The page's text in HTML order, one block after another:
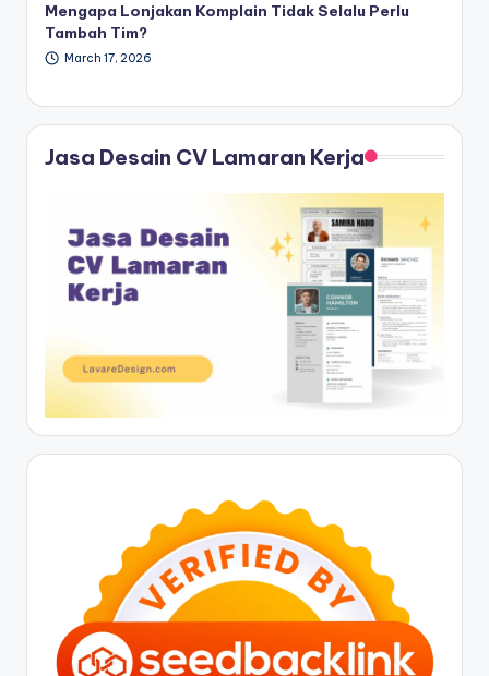
Mengapa Lonjakan Komplain Tidak Selalu Perlu
Tambah Tim?
March 17, 2026
Jasa Desain CV Lamaran Kerja